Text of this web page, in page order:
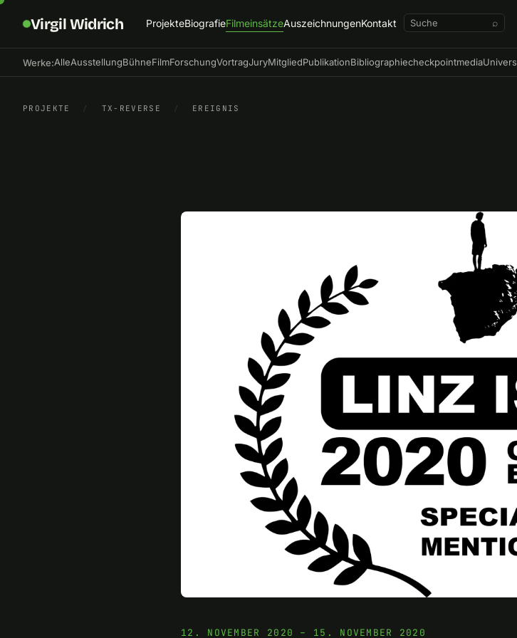
Virgil Widrich ProjekteBiografieFilmeinsätzeAuszeichnungenKontakt ⌕
Werke:AlleAusstellungBühneFilmForschungVortragJuryMitgliedPublikationBibliographiecheckpointmedia
PROJEKTE / TX-REVERSE / EREIGNIS
12. NOVEMBER 2020 – 15. NOVEMBER 2020